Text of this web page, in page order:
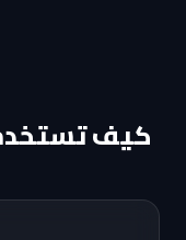
كيف تستخدم